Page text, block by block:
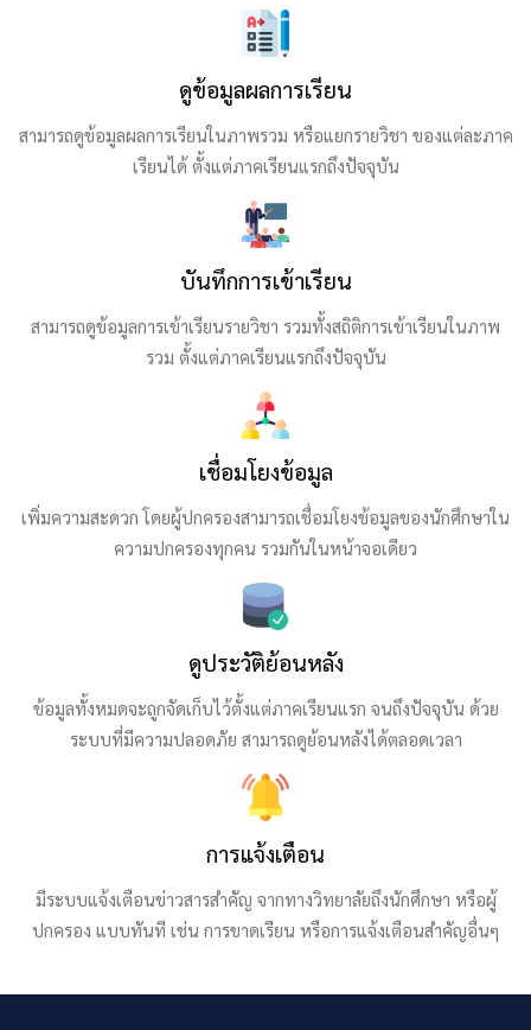
ดูข้อมูลผลการเรียน
สามารถดูข้อมูลผลการเรียนในภาพรวม หรือแยกรายวิชา ของแต่ละภาค
เรียนได้ ตั้งแต่ภาคเรียนแรกถึงปัจจุบัน
บันทึกการเข้าเรียน
สามารถดูข้อมูลการเข้าเรียนรายวิชา รวมทั้งสถิติการเข้าเรียนในภาพ
รวม ตั้งแต่ภาคเรียนแรกถึงปัจจุบัน
เชื่อมโยงข้อมูล
เพิ่มความสะดวก โดยผู้ปกครองสามารถเชื่อมโยงข้อมูลของนักศึกษาใน
ความปกครองทุกคน รวมกันในหน้าจอเดียว
ดูประวัติย้อนหลัง
ข้อมูลทั้งหมดจะถูกจัดเก็บไว้ตั้งแต่ภาคเรียนแรก จนถึงปัจจุบัน ด้วย
ระบบที่มีความปลอดภัย สามารถดูย้อนหลังได้ตลอดเวลา
การแจ้งเตือน
มีระบบแจ้งเตือนข่าวสารสำคัญ จากทางวิทยาลัยถึงนักศึกษา หรือผู้
ปกครอง แบบทันที เช่น การขาดเรียน หรือการแจ้งเตือนสำคัญอื่นๆ